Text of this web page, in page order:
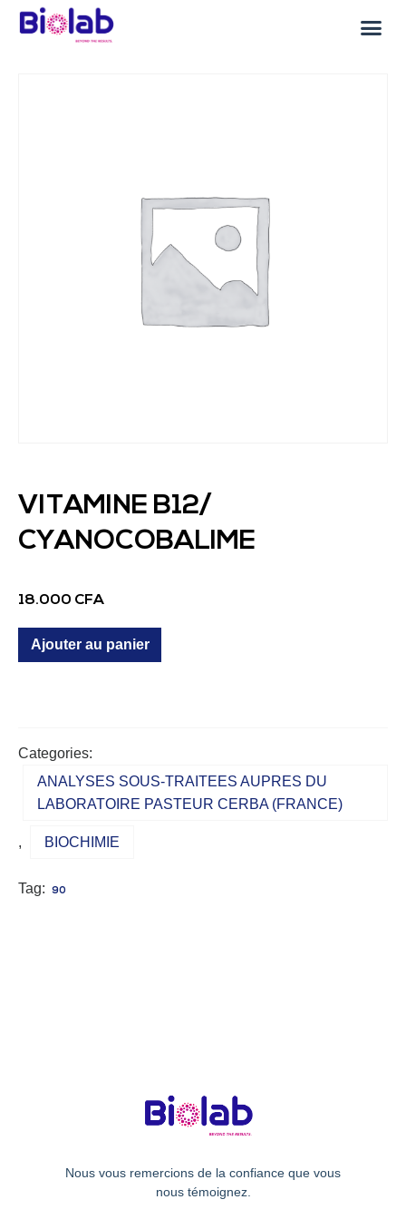
VITAMINE B12/
CYANOCOBALIME
18.000 CFA
Ajouter au panier
Categories:
ANALYSES SOUS-TRAITEES AUPRES DU
LABORATOIRE PASTEUR CERBA (FRANCE)
, BIOCHIMIE
Tag: 90
Nous vous remercions de la confiance que vous
nous témoignez.